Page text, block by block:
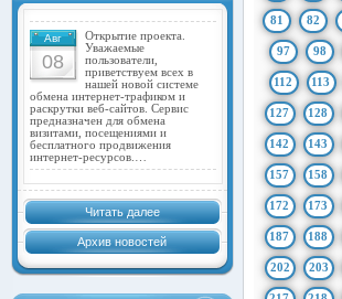
Авг
08
Открытие проекта.
Уважаемые
пользователи,
приветствуем всех в
нашей новой системе
обмена интернет-трафиком и
раскрутки веб-сайтов. Сервис
предназначен для обмена
визитами, посещениями и
бесплатного продвижения
интернет-ресурсов.…
Читать далее
Архив новостей
81 82
97 98
112 113
127 128
142 143
157 158
172 173
187 188
202 203